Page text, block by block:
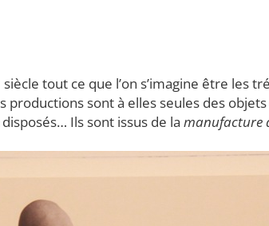
tout ce que l’on s’imagine être les
sont à elles seules des
Ils sont issus de la manufacture